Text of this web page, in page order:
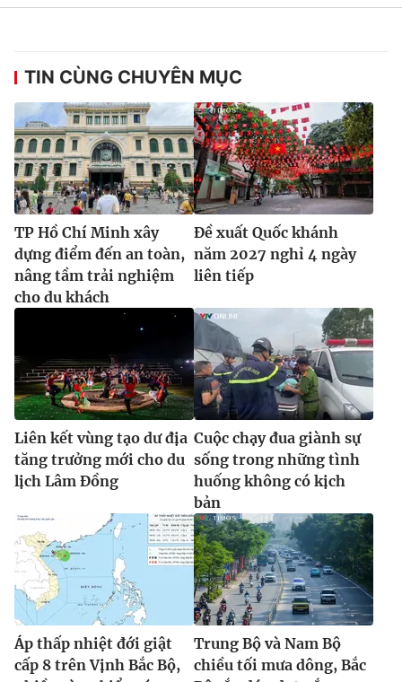
TIN CÙNG CHUYÊN MỤC
TP Hồ Chí Minh xây
dựng điểm đến an toàn,
nâng tầm trải nghiệm
cho du khách
Đề xuất Quốc khánh
năm 2027 nghỉ 4 ngày
liên tiếp
Liên kết vùng tạo dư địa
tăng trưởng mới cho du
lịch Lâm Đồng
Cuộc chạy đua giành sự
sống trong những tình
huống không có kịch
bản
Áp thấp nhiệt đới giật
cấp 8 trên Vịnh Bắc Bộ,
Trung Bộ và Nam Bộ
chiều tối mưa dông, Bắc